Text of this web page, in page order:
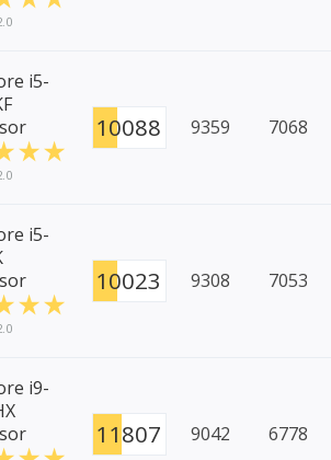
i5-
10088 9359 7068
i5-
10023 9308 7053
i9-
11807 9042 6778